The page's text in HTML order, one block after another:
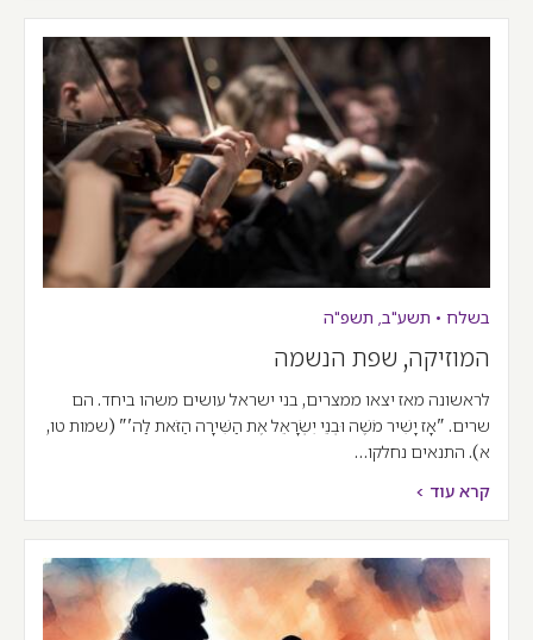
בשלח • תשע"ב, תשפ"ה
המוזיקה, שפת הנשמה
לראשונה מאז יצאו ממצרים, בני ישראל עושים משהו ביחד. הם
שרים. "אָז יָשִׁיר מֹשֶׁה וּבְנֵי יִשְׂרָאֵל אֶת הַשִּׁירָה הַזֹּאת לַה'" (שמות טו,
א). התנאים נחלקו…
קרא עוד >